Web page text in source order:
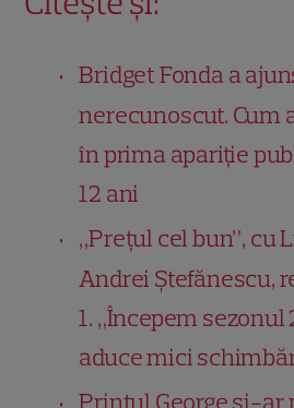
Bridget Fonda a
nerecunoscut. Cum
în prima apariție
12 ani
„Prețul cel bun”, cu
Andrei Ștefănescu,
1. „Începem sezonul
aduce mici